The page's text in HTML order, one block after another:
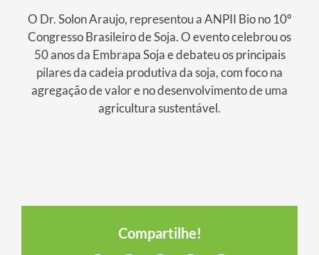
O Dr. Solon Araujo, representou a ANPII Bio no 10º
Congresso Brasileiro de Soja. O evento celebrou os
50 anos da Embrapa Soja e debateu os principais
pilares da cadeia produtiva da soja, com foco na
agregação de valor e no desenvolvimento de uma
agricultura sustentável.
Compartilhe!